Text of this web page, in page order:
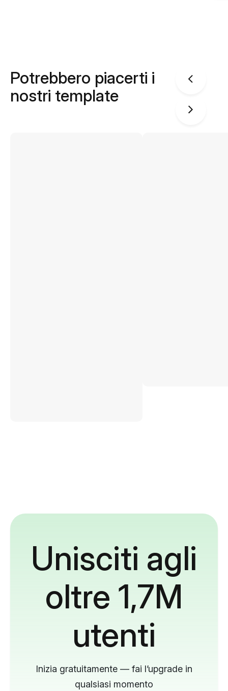
Potrebbero piacerti i
nostri template
Unisciti agli
oltre 1,7M
utenti
Inizia gratuitamente — fai l’upgrade in
qualsiasi momento